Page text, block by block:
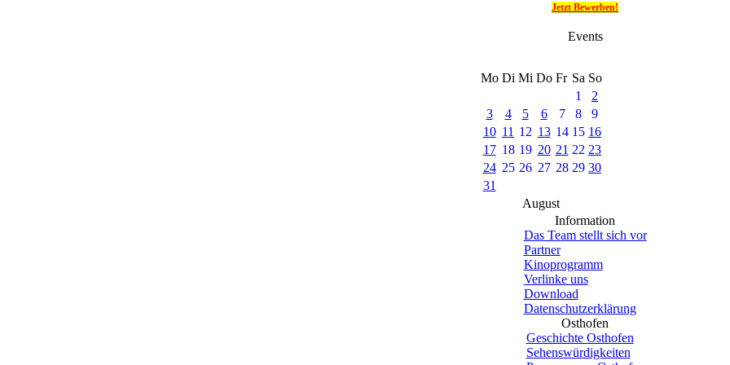
Jetzt Bewerben!
Events
Mo Di Mi Do Fr Sa So
1
2
3
4 5 6 7 8
9
10 11 12 13 14 15 16
17 18 19 20 21 22 23
24 25 26 27 28 29 30
31
August
Information
Das Team stellt sich vor
Partner
Kinoprogramm
Verlinke uns
Download
Datenschutzerklärung
Osthofen
Geschichte Osthofen
Sehenswürdigkeiten